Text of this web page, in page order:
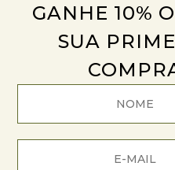
está presente nos
Combine com meias de
GANHE 10%
SUA